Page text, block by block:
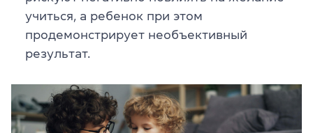
учиться, а ребенок при этом
продемонстрирует необъективный
результат.